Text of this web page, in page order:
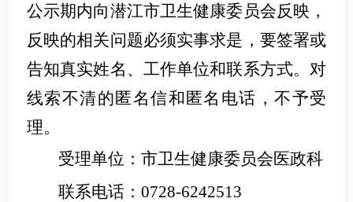
公示期内向潜江市卫生健康委员会反映，
反映的相关问题必须实事求是，要签署或
告知真实姓名、工作单位和联系方式。对
线索不清的匿名信和匿名电话，不予受
理。
受理单位：市卫生健康委员会医政科
联系电话：0728-6242513